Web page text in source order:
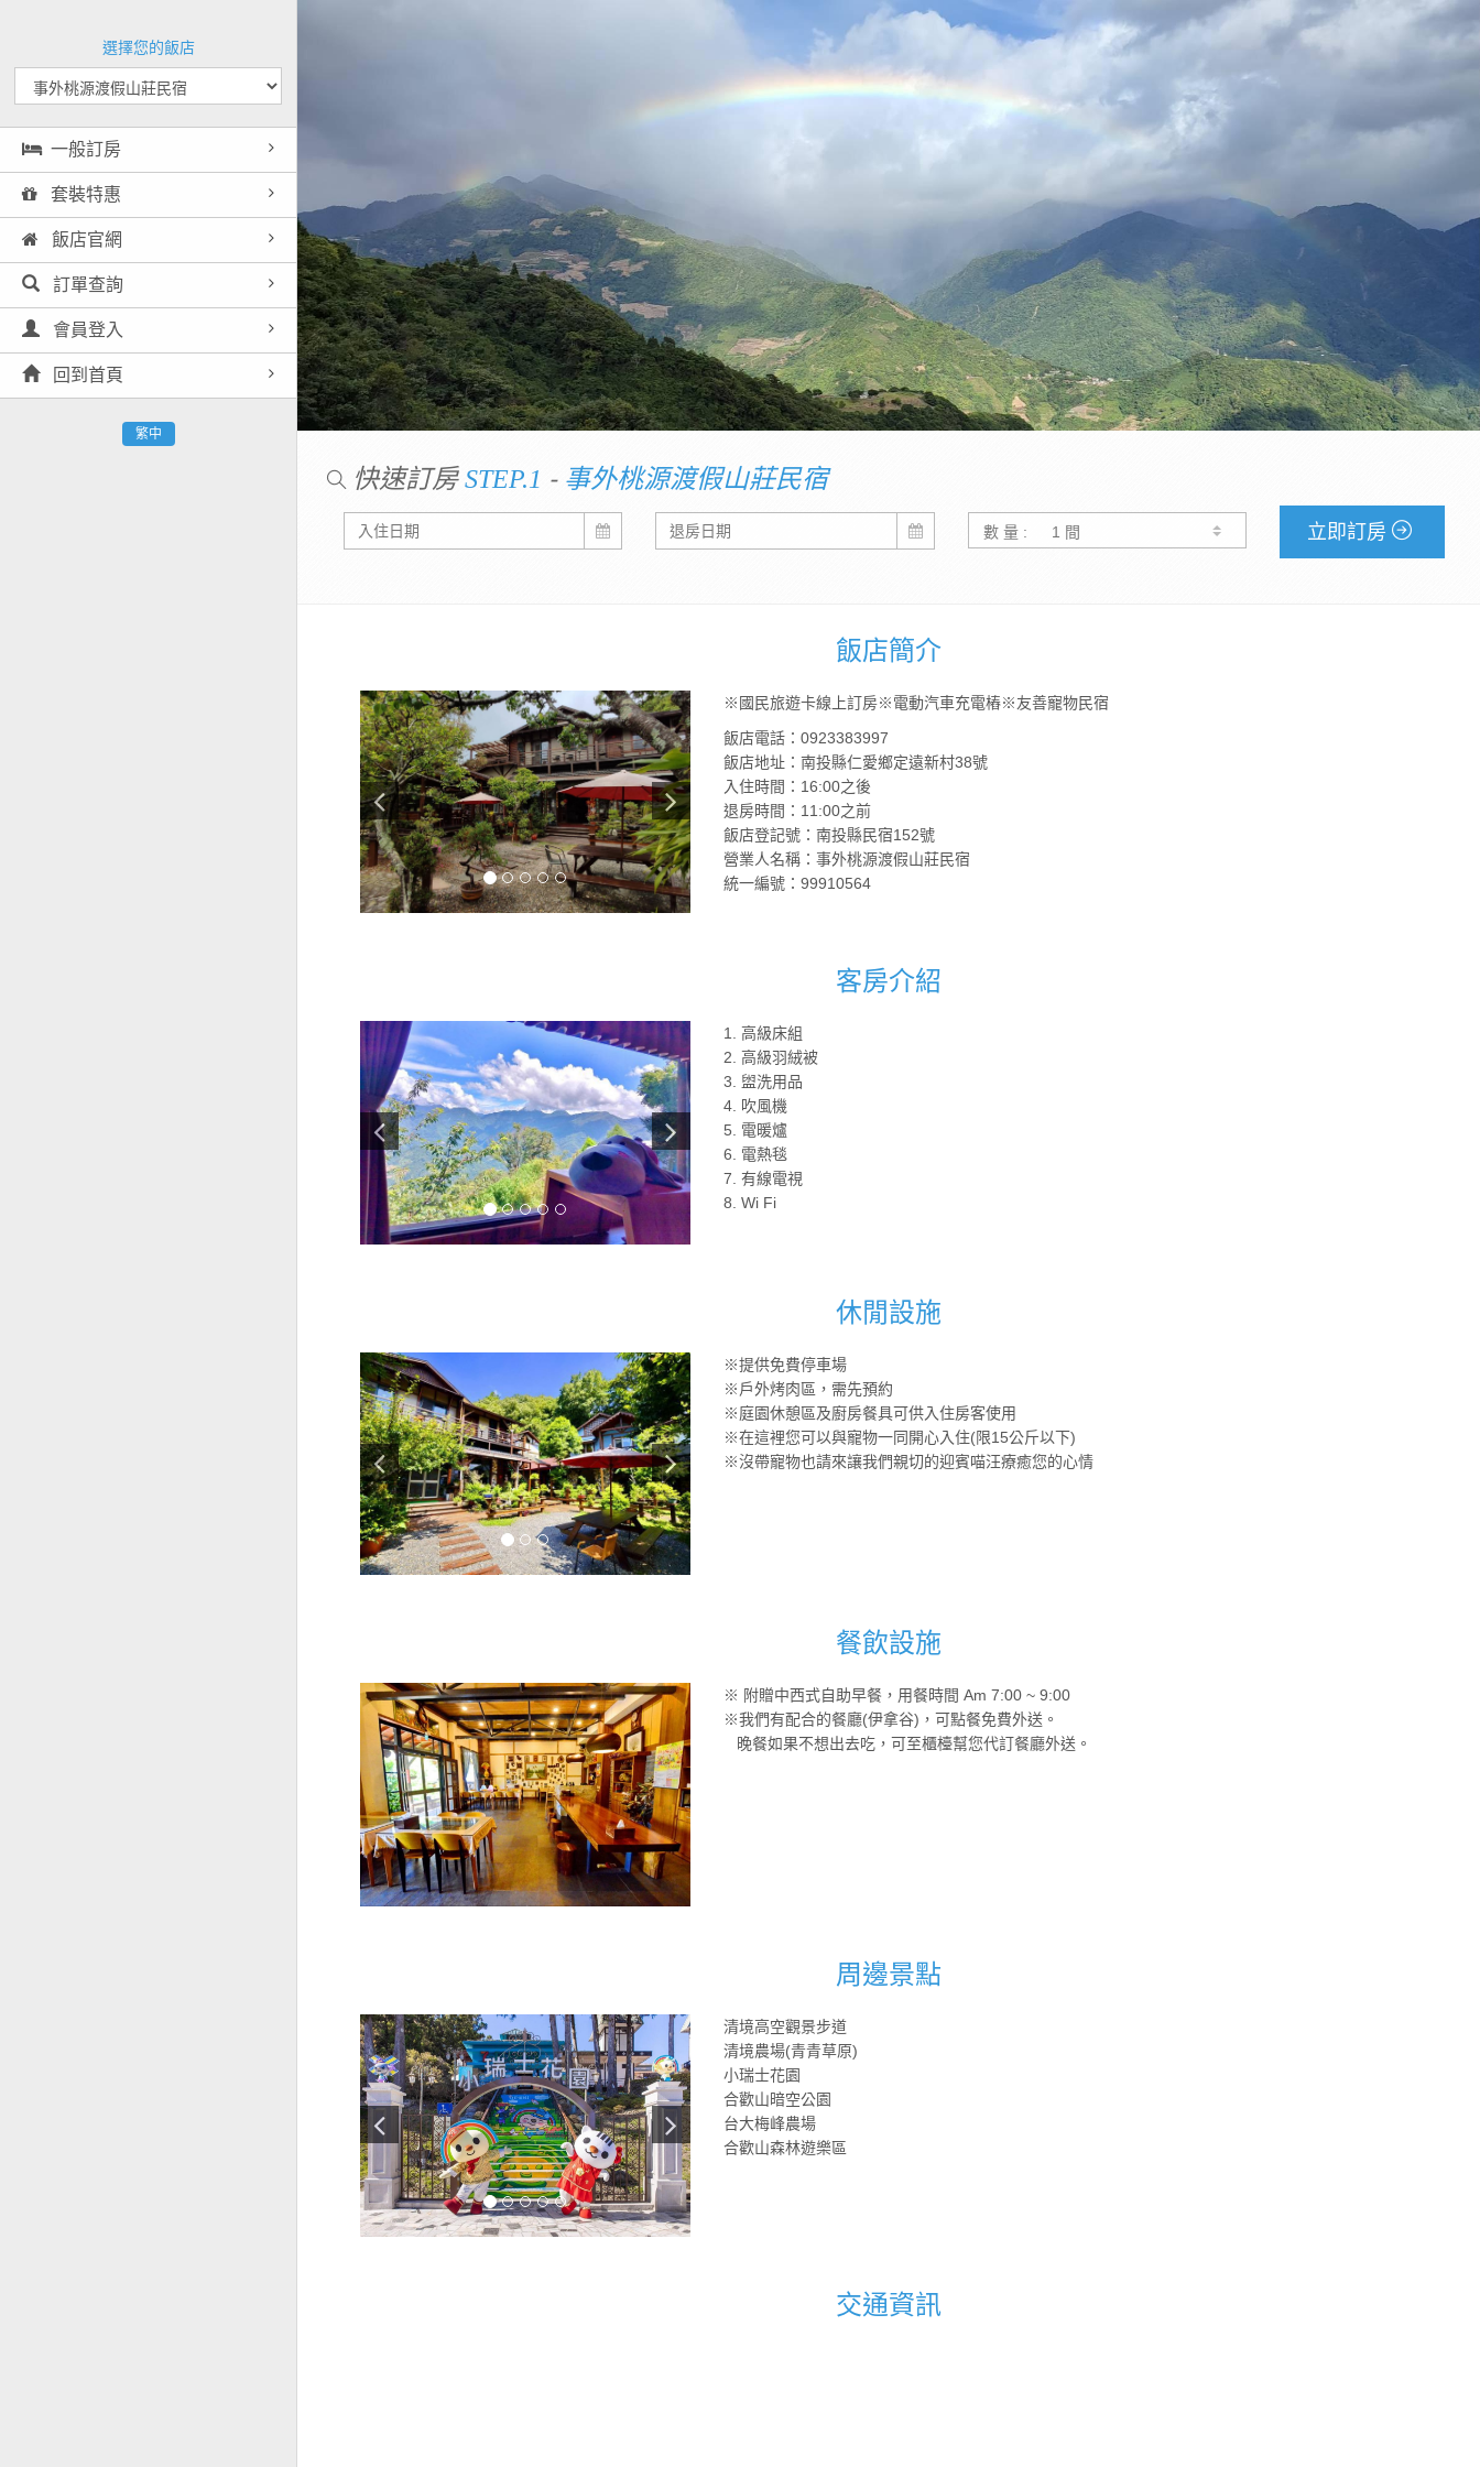
選擇您的飯店
一般訂房
套裝特惠
飯店官網
訂單查詢
會員登入
回到首頁
繁中
快速訂房STEP.1 - 事外桃源渡假山莊民宿
數 量 : 立即訂房
飯店簡介
※國民旅遊卡線上訂房※電動汽車充電樁※友善寵物民宿
飯店電話：0923383997
飯店地址：南投縣仁愛鄉定遠新村38號
入住時間：16:00之後
退房時間：11:00之前
飯店登記號：南投縣民宿152號
營業人名稱：事外桃源渡假山莊民宿
統一編號：99910564
客房介紹
1. 高級床組
2. 高級羽絨被
3. 盥洗用品
4. 吹風機
5. 電暖爐
6. 電熱毯
7. 有線電視
8. Wi Fi
休閒設施
※提供免費停車場
※戶外烤肉區，需先預約
※庭園休憩區及廚房餐具可供入住房客使用
※在這裡您可以與寵物一同開心入住(限15公斤以下)
※沒帶寵物也請來讓我們親切的迎賓喵汪療癒您的心情
餐飲設施
※ 附贈中西式自助早餐，用餐時間 Am 7:00 ~ 9:00
※我們有配合的餐廳(伊拿谷)，可點餐免費外送。
晚餐如果不想出去吃，可至櫃檯幫您代訂餐廳外送。
周邊景點
清境高空觀景步道
清境農場(青青草原)
小瑞士花園
合歡山暗空公園
台大梅峰農場
合歡山森林遊樂區
交通資訊